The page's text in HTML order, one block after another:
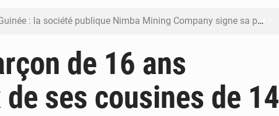
: la société publique Nimba Mining Company signe sa première convention minière
: 23 personnes interpellées après les affrontements entre Bankoumana et Djoma Balandou à Mandiana
: Amara Camara prend la coordination de l’action de l’État en l’absence du président Mamadi Doumbouya
de 16 ans
ses cousines de 14